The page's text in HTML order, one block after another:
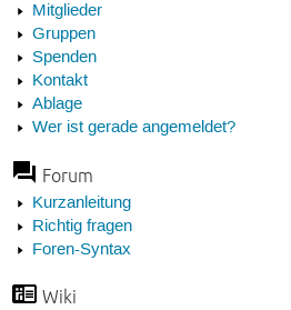
Mitglieder
Gruppen
Spenden
Kontakt
Ablage
Wer ist gerade angemeldet?
Forum
Kurzanleitung
Richtig fragen
Foren-Syntax
Wiki